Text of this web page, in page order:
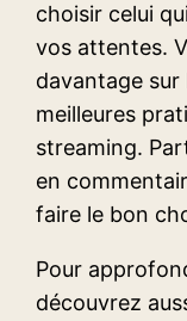
choisir celui
vos attentes.
davantage sur
meilleures
streaming.
en
faire le bon
Pour
découvrez